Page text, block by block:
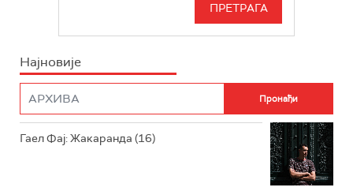
РАДИО РОКЕНРОЛЕР
ИНФО
Најновије
Гаел Фај: Жакаранда (16)